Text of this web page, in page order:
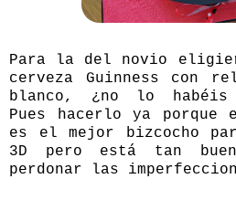
Para la del novio
cerveza Guinness con
blanco, ¿no lo habéis
Pues hacerlo ya porque
es el mejor bizcocho
3D pero está tan
perdonar las